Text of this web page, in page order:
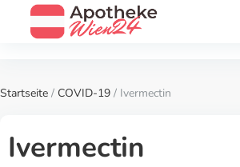
Startseite / COVID-19 / Ivermectin
Ivermectin